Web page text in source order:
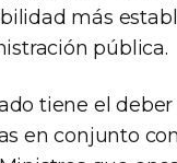
más
pública.
tiene el
en conjunto